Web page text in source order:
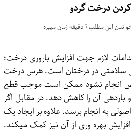
درخت گردو
این مطلب 7 دقیقه زمان میبرد
لازم جهت افزایش باروری درخت؛
سلامتی در درختان است. هرس درخت
انجام نشود ممکن است موجب قطع
باردهی آن را کاهش دهد. در مقابل اگر
به انجام برسد. علاوه بر ایجاد یک
بهره وری از آن نیز کمک میکند.